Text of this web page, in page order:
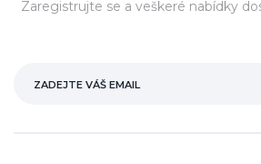
Zaregistrujte se a veškeré nabídky